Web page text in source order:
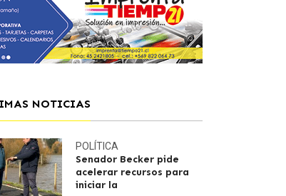
NOTICIAS
POLÍTICA
Senador Becker pide
acelerar recursos para
iniciar la